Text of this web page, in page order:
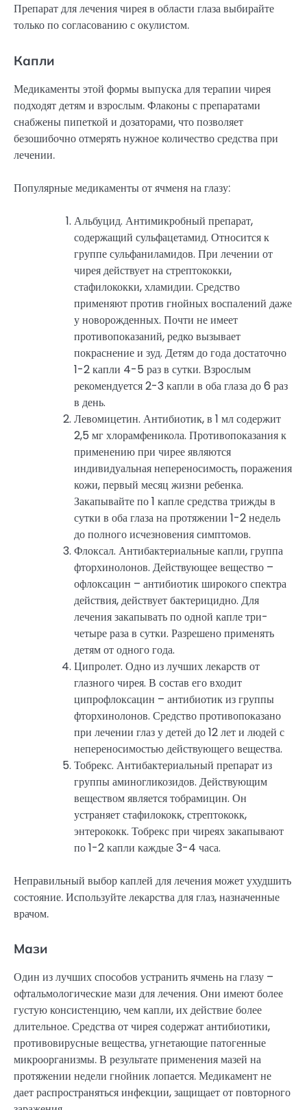
Препарат для лечения чирея в области глаза выбирайте
только по согласованию с окулистом.
Капли
Медикаменты этой формы выпуска для терапии чирея
подходят детям и взрослым. Флаконы с препаратами
снабжены пипеткой и дозаторами, что позволяет
безошибочно отмерять нужное количество средства при
лечении.
Популярные медикаменты от ячменя на глазу:
Альбуцид. Антимикробный препарат,
содержащий сульфацетамид. Относится к
группе сульфаниламидов. При лечении от
чирея действует на стрептококки,
стафилококки, хламидии. Средство
применяют против гнойных воспалений даже
у новорожденных. Почти не имеет
противопоказаний, редко вызывает
покраснение и зуд. Детям до года достаточно
1-2 капли 4-5 раз в сутки. Взрослым
рекомендуется 2-3 капли в оба глаза до 6 раз
в день.
Левомицетин. Антибиотик, в 1 мл содержит
2,5 мг хлорамфеникола. Противопоказания к
применению при чирее являются
индивидуальная непереносимость, поражения
кожи, первый месяц жизни ребенка.
Закапывайте по 1 капле средства трижды в
сутки в оба глаза на протяжении 1-2 недель
до полного исчезновения симптомов.
Флоксал. Антибактериальные капли, группа
фторхинолонов. Действующее вещество –
офлоксацин – антибиотик широкого спектра
действия, действует бактерицидно. Для
лечения закапывать по одной капле три-
четыре раза в сутки. Разрешено применять
детям от одного года.
Ципролет. Одно из лучших лекарств от
глазного чирея. В состав его входит
ципрофлоксацин – антибиотик из группы
фторхинолонов. Средство противопоказано
при лечении глаз у детей до 12 лет и людей с
непереносимостью действующего вещества.
Тобрекс. Антибактериальный препарат из
группы аминогликозидов. Действующим
веществом является тобрамицин. Он
устраняет стафилококк, стрептококк,
энтерококк. Тобрекс при чиреях закапывают
по 1-2 капли каждые 3-4 часа.
Неправильный выбор каплей для лечения может ухудшить
состояние. Используйте лекарства для глаз, назначенные
врачом.
Мази
Один из лучших способов устранить ячмень на глазу –
офтальмологические мази для лечения. Они имеют более
густую консистенцию, чем капли, их действие более
длительное. Средства от чирея содержат антибиотики,
противовирусные вещества, угнетающие патогенные
микроорганизмы. В результате применения мазей на
протяжении недели гнойник лопается. Медикамент не
дает распространяться инфекции, защищает от повторного